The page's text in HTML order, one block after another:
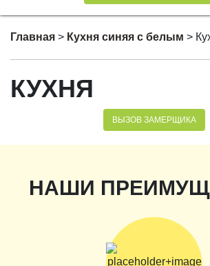
Главная > Кухня синяя с белым >
КУХНЯ
ВЫЗОВ ЗАМЕРЩИКА
НАШИ